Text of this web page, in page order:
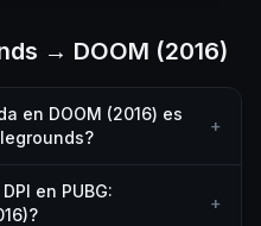
→ DOOM (2016)
en DOOM (2016) es
+
en PUBG:
+